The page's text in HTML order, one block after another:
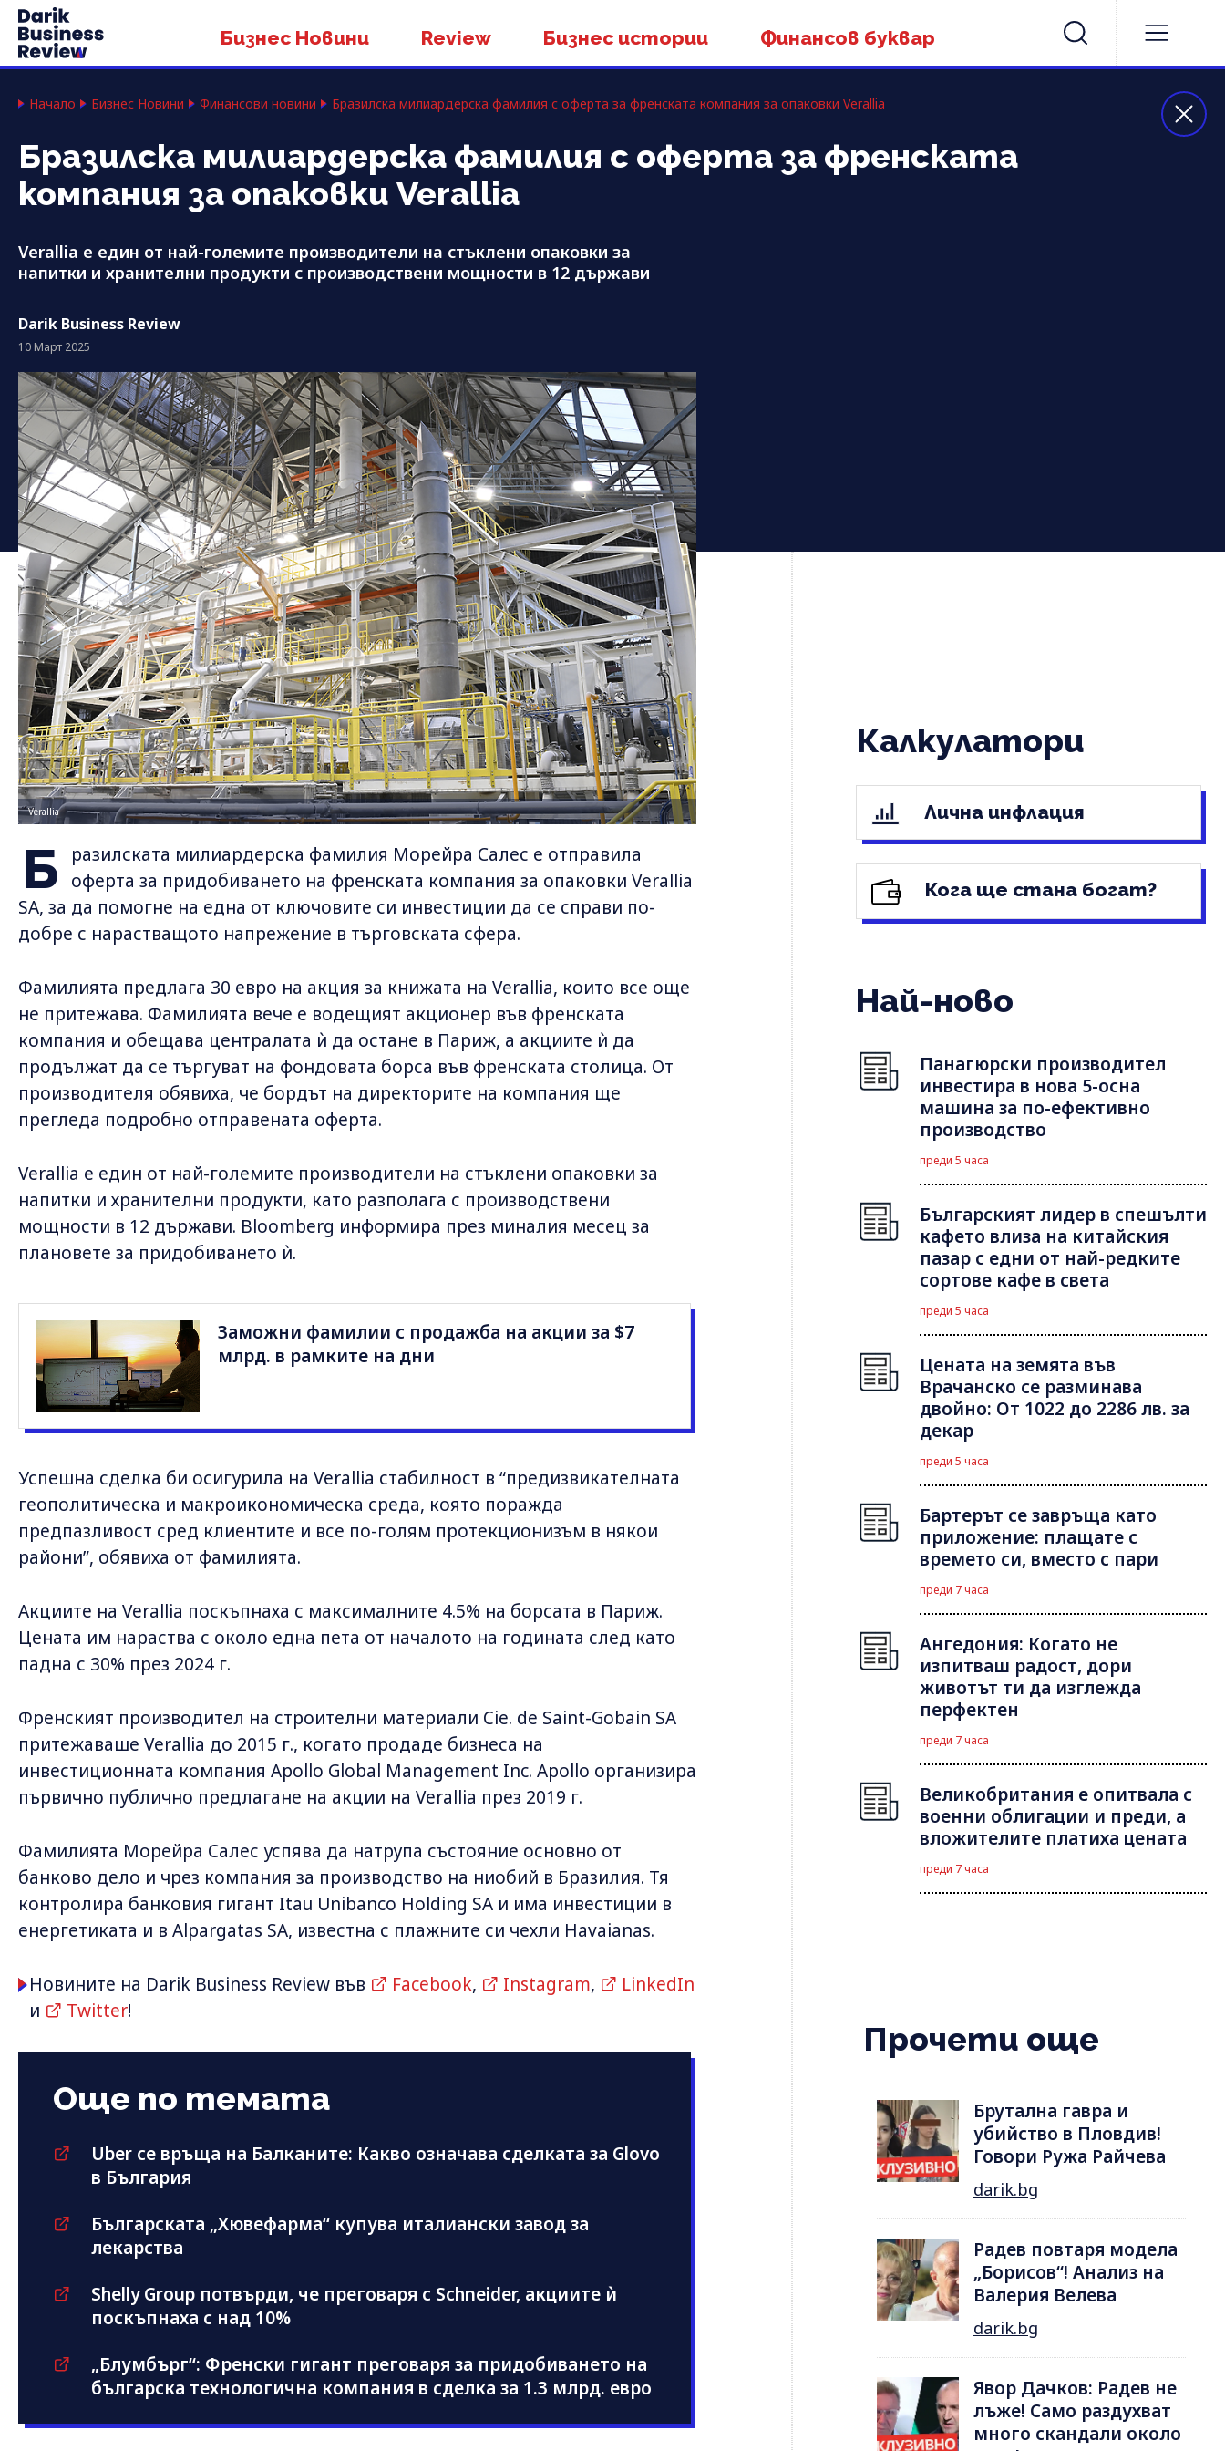
Бизнес Новини Review Бизнес истории Финансов буквар
Начало Бизнес Новини Финансови новини Бразилска милиардерска фамилия с оферта за френската компания за опаковки Verallia
Бразилска милиардерска фамилия с оферта за френската
компания за опаковки Verallia
Verallia е един от най-големите производители на стъклени опаковки за
напитки и хранителни продукти с производствени мощности в 12 държави
Darik Business Review
10 Март 2025
Verallia
Б
разилската милиардерска фамилия Морейра Салес е отправила
оферта за придобиването на френската компания за опаковки Verallia
SA, за да помогне на една от ключовите си инвестиции да се справи по-
добре с нарастващото напрежение в търговската сфера.
Фамилията предлага 30 евро на акция за книжата на Verallia, които все още
не притежава. Фамилията вече е водещият акционер във френската
компания и обещава централата ѝ да остане в Париж, а акциите ѝ да
продължат да се търгуват на фондовата борса във френската столица. От
производителя обявиха, че бордът на директорите на компания ще
прегледа подробно отправената оферта.
Verallia е един от най-големите производители на стъклени опаковки за
напитки и хранителни продукти, като разполага с производствени
мощности в 12 държави. Bloomberg информира през миналия месец за
плановете за придобиването ѝ.
Заможни фамилии с продажба на акции за $7
млрд. в рамките на дни
Успешна сделка би осигурила на Verallia стабилност в “предизвикателната
геополитическа и макроикономическа среда, която поражда
предпазливост сред клиентите и все по-голям протекционизъм в някои
райони”, обявиха от фамилията.
Акциите на Verallia поскъпнаха с максималните 4.5% на борсата в Париж.
Цената им нараства с около една пета от началото на годината след като
падна с 30% през 2024 г.
Френският производител на строителни материали Cie. de Saint-Gobain SA
притежаваше Verallia до 2015 г., когато продаде бизнеса на
инвестиционната компания Apollo Global Management Inc. Apollo организира
първично публично предлагане на акции на Verallia през 2019 г.
Фамилията Морейра Салес успява да натрупа състояние основно от
банково дело и чрез компания за производство на ниобий в Бразилия. Тя
контролира банковия гигант Itau Unibanco Holding SA и има инвестиции в
енергетиката и в Alpargatas SA, известна с плажните си чехли Havaianas.
Новините на Darik Business Review във Facebook, Instagram,
LinkedIn
и
Twitter!
Още по темата
Uber се връща на Балканите: Какво означава сделката за Glovo
в България
Българската „Хювефарма“ купува италиански завод за
лекарства
Shelly Group потвърди, че преговаря с Schneider, акциите ѝ
поскъпнаха с над 10%
„Блумбърг“: Френски гигант преговаря за придобиването на
българска технологична компания в сделка за 1.3 млрд. евро
Калкулатори
Лична инфлация
Кога ще стана богат?
Най-ново
Панагюрски производител
инвестира в нова 5-осна
машина за по-ефективно
производство
преди 5 часа
Българският лидер в спешълти
кафето влиза на китайския
пазар с едни от най-редките
сортове кафе в света
преди 5 часа
Цената на земята във
Врачанско се разминава
двойно: От 1022 до 2286 лв. за
декар
преди 5 часа
Бартерът се завръща като
приложение: плащате с
времето си, вместо с пари
преди 7 часа
Ангедония: Когато не
изпитваш радост, дори
животът ти да изглежда
перфектен
преди 7 часа
Великобритания е опитвала с
военни облигации и преди, а
вложителите платиха цената
преди 7 часа
Прочети още
Брутална гавра и
убийство в Пловдив!
Говори Ружа Райчева
darik.bg
Радев повтаря модела
„Борисов“! Анализ на
Валерия Велева
darik.bg
Явор Дачков: Радев не
лъже! Само раздухват
много скандали около